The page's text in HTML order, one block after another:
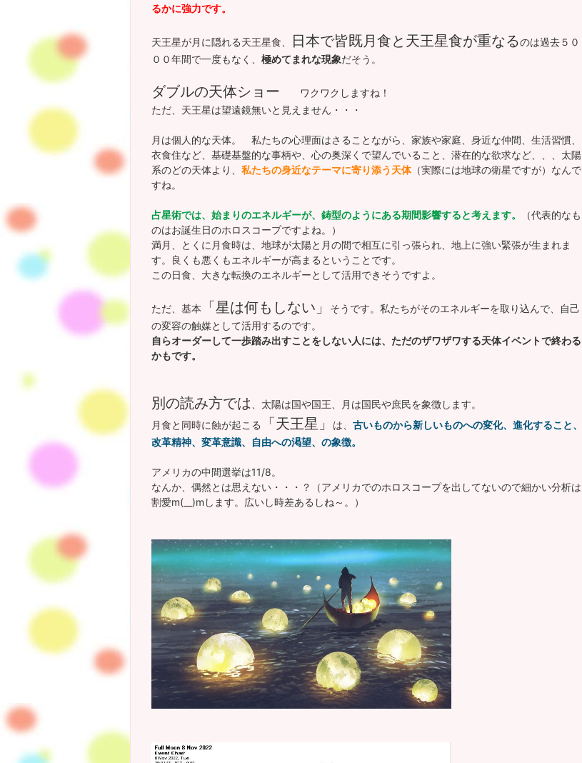
るかに強力です。
天王星が月に隠れる天王星食、 日本で皆既月食と天王星食が重なるのは過去５０
００年間で一度もなく、 極めてまれな現象だそう。
ダブルの天体ショー ワクワクしますね！
ただ、天王星は望遠鏡無いと見えません・・・
月は個人的な天体。 私たちの心理面はさることながら、家族や家庭、身近な仲間、生活習慣、
衣食住など、基礎基盤的な事柄や、心の奥深くで望んでいること、潜在的な欲求など、、、太陽
系のどの天体より、 私たちの身近なテーマに寄り添う天体（実際には地球の衛星ですが）なんで
すね。
占星術では、始まりのエネルギーが、鋳型のようにある期間影響すると考えます。
（代表的なも
のはお誕生日のホロスコープですよね。）
満月、とくに月食時は、地球が太陽と月の間で相互に引っ張られ、地上に強い緊張が生まれま
す。良くも悪くもエネルギーが高まるということです。
この日食、大きな転換のエネルギーとして活用できそうですよ。
ただ、基本 「星は何もしない」
そうです。私たちがそのエネルギーを取り込んで、自己
の変容の触媒として活用するのです。
自らオーダーして一歩踏み出すことをしない人には、ただのザワザワする天体イベントで終わる
かもです。
別の読み方では 、太陽は国や国王、月は国民や庶民を象徴します。
月食と同時に蝕が起こる
「天王星」 は、 古いものから新しいものへの変化、進化すること、
改革精神、変革意識、自由への渇望、の象徴。
アメリカの中間選挙は11/8。
なんか、偶然とは思えない・・・？（アメリカでのホロスコープを出してないので細かい分析は
割愛m(__)mします。広いし時差あるしね～。）